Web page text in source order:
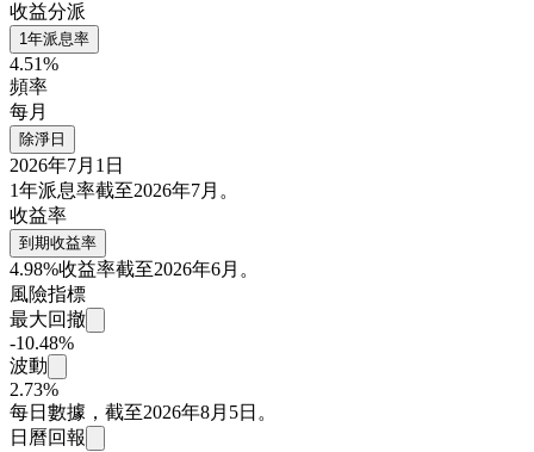
收益分派
1年派息率
4.51%
頻率
每月
除淨日
2026年7月1日
1年派息率截至2026年7月。
收益率
到期收益率
4.98%收益率截至2026年6月。
風險指標
最大回撤
-10.48%
波動
2.73%
每日數據，截至2026年8月5日。
日曆回報